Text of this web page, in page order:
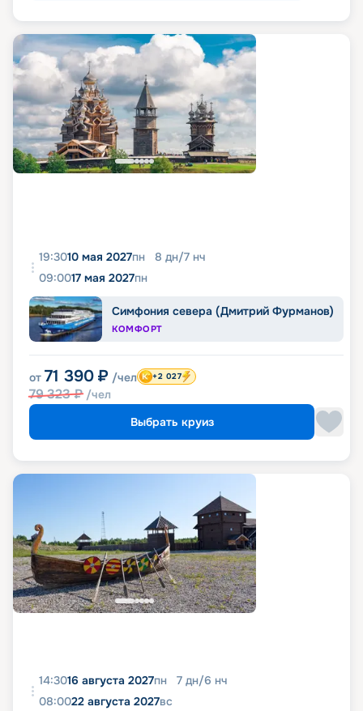
19:3010 мая 2027пн 8 дн/7 нч
09:0017 мая 2027пн
Симфония севера (Дмитрий Фурманов)
КОМФОРТ
от 71 390 ₽ /чел
79 323₽ /чел
+2 027
Выбрать круиз
14:3016 августа 2027пн 7 дн/6 нч
08:0022 августа 2027вс